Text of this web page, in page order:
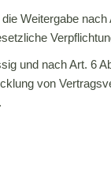
Weitergabe nach
und nach Art. 6
von